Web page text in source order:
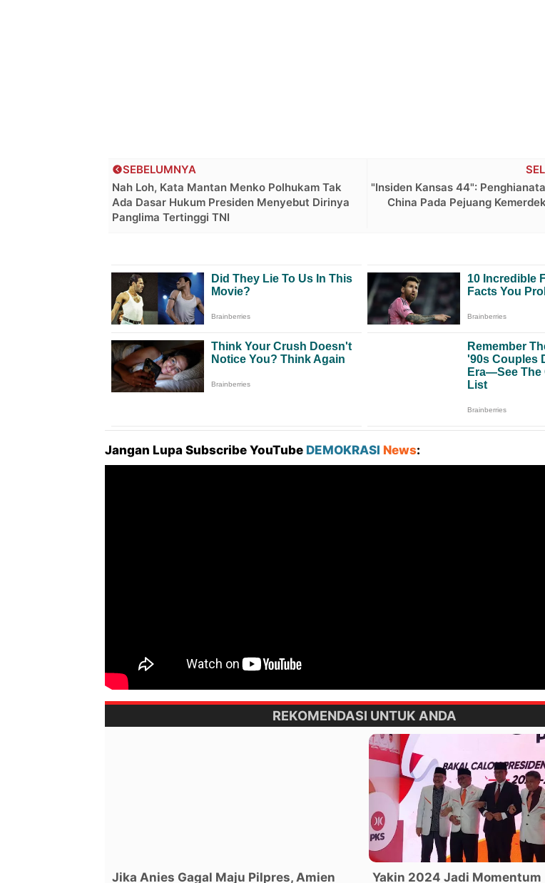
"Insiden Kansas 44":
China Pada Pejuang
SEBELUMNYA
Nah Loh, Kata Mantan Menko Polhukam Tak
Ada Dasar Hukum Presiden Menyebut Dirinya
Panglima Tertinggi TNI
Jangan Lupa Subscribe YouTube DEMOKRASI News:
REKOMENDASI UNTUK ANDA
Jika Anies Gagal Maju Pilpres, Amien Yakin 2024 Jadi Momentum